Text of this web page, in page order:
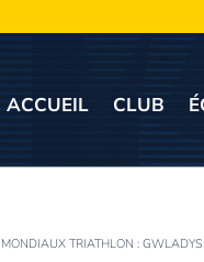
ACCUEIL CLUB
MONDIAUX TRIATHLON : GWLADYS